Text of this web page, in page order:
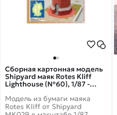
Сборная картонная модель
Shipyard маяк Rotes Kliff
Lighthouse (№60), 1/87 -
Модель из бумаги маяка
Rotes Kliff от Shipyard